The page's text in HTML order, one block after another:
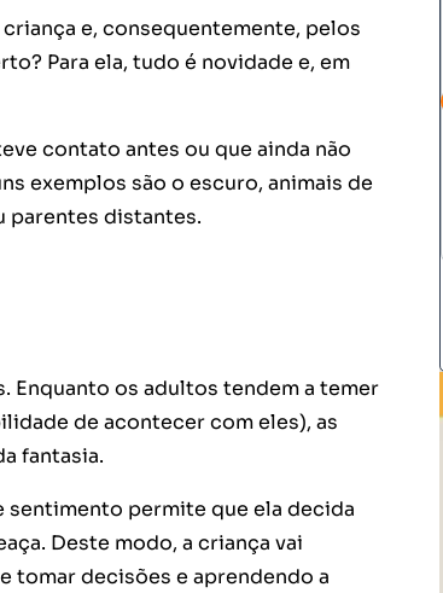
e, consequentemente, pelos
Para ela, tudo é novidade e, em
contato antes ou que ainda não
exemplos são o escuro, animais de
parentes distantes.
Enquanto os adultos tendem a temer
de acontecer com eles), as
fantasia.
sentimento permite que ela decida
Deste modo, a criança vai
tomar decisões e aprendendo a